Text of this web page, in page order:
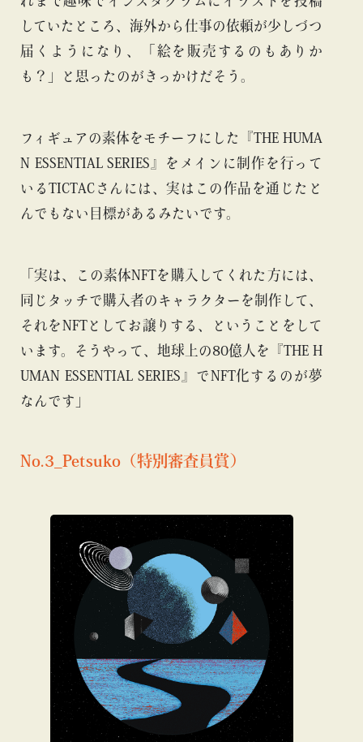
していたところ、海外から仕事の依頼が少しづつ
届くようになり、「絵を販売するのもありか
も？」と思ったのがきっかけだそう。
フィギュアの素体をモチーフにした『THE HUMA
N ESSENTIAL SERIES』をメインに制作を行って
いるTICTACさんには、実はこの作品を通じたと
んでもない目標があるみたいです。
「実は、この素体NFTを購入してくれた方には、
同じタッチで購入者のキャラクターを制作して、
それをNFTとしてお譲りする、ということをして
います。そうやって、地球上の80億人を『THE H
UMAN ESSENTIAL SERIES』でNFT化するのが夢
なんです」
No.3_Petsuko（特別審査員賞）